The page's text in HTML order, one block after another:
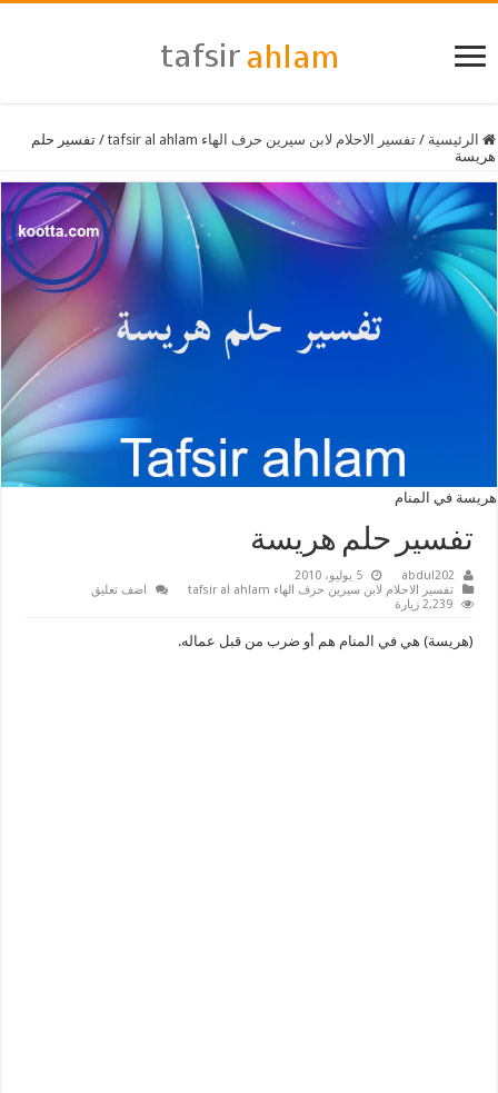
الرئيسية / تفسير الاحلام لابن سيرين حرف الهاء tafsir al ahlam / تفسير حلم
هريسة
هريسة في المنام
تفسير حلم هريسة
abdul202
5 يوليو، 2010
تفسير الاحلام لابن سيرين حرف الهاء tafsir al ahlam
اضف تعليق
2,239 زيارة
(هريسة) هي في المنام هم أو ضرب من قبل عماله.